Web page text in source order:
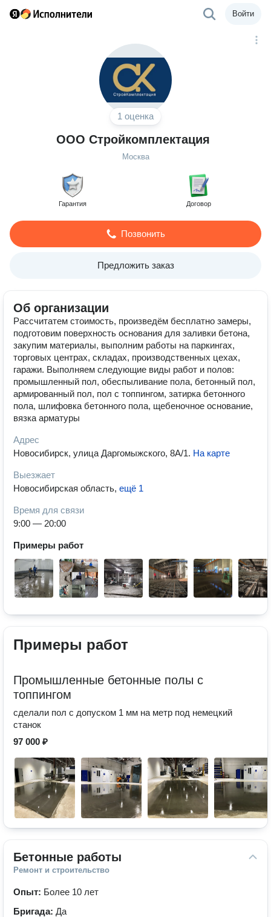
Войти
1 оценка
ООО Стройкомплектация
Москва
Гарантия Договор
Позвонить
Предложить заказ
Об организации
Рассчитатем стоимость, произведём бесплатно замеры,
подготовим поверхность основания для заливки бетона,
закупим материалы, выполним работы на паркингах,
торговых центрах, складах, производственных цехах,
гаражи. Выполняем следующие виды работ и полов:
промышленный пол, обеспыливание пола, бетонный пол,
армированный пол, пол с топпингом, затирка бетонного
пола, шлифовка бетонного пола, щебеночное основание,
вязка арматуры
Адрес
Новосибирск, улица Даргомыжского, 8А/1. На карте
Выезжает
Новосибирская область, ещё 1
Время для связи
9:00 — 20:00
Примеры работ
Примеры работ
Промышленные бетонные полы с
топпингом
сделали пол с допуском 1 мм на метр под немецкий
станок
97 000 ₽
Бетонные работы
Ремонт и строительство
Опыт: Более 10 лет
Бригада: Да